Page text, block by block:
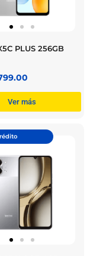
PLUS 256GB
Ver más